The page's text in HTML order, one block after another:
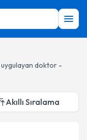
uygulayan doktor -
Akıllı Sıralama